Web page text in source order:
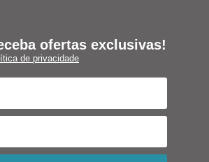
ofertas exclusivas!
de privacidade